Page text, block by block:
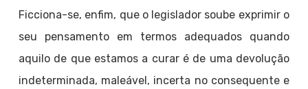
Ficciona-se, enfim, que o legislador soube exprimir o
seu pensamento em termos adequados quando
aquilo de que estamos a curar é de uma devolução
indeterminada, maleável, incerta no consequente e